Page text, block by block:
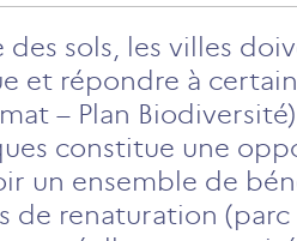
sols, les villes
et répondre à
– Plan
constitue une
un ensemble de
de renaturation